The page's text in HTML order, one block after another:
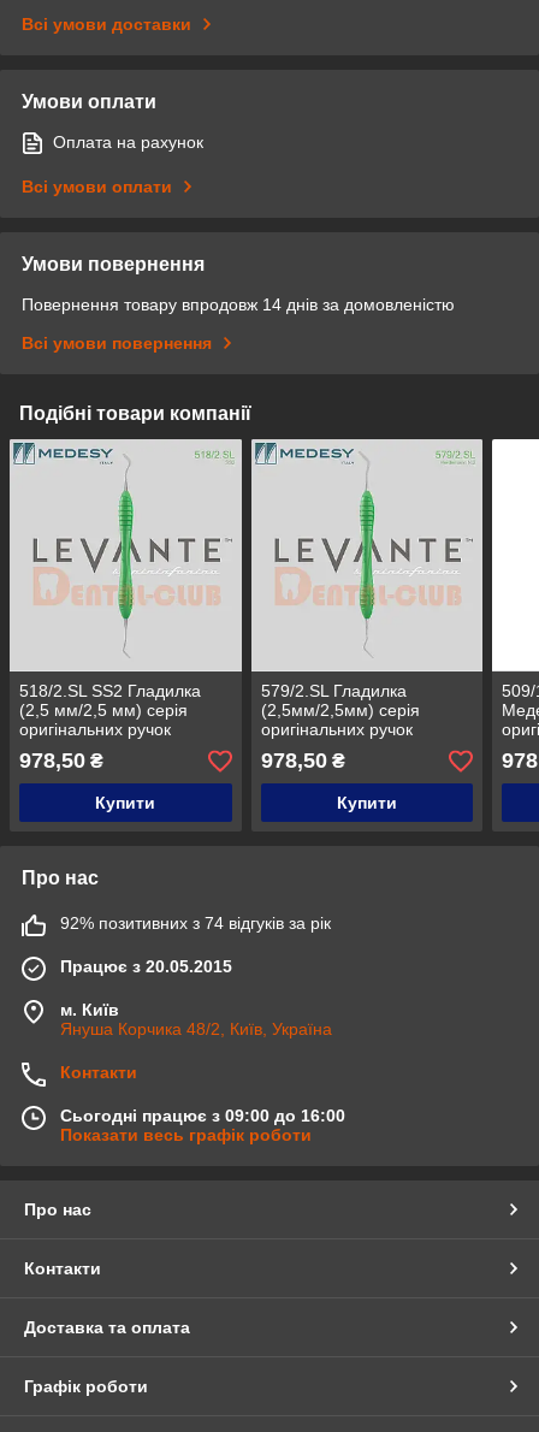
Всі умови доставки
Умови оплати
Оплата на рахунок
Всі умови оплати
Умови повернення
Повернення товару впродовж 14 днів за домовленістю
Всі умови повернення
Подібні товари компанії
518/2.SL SS2 Гладилка
(2,5 мм/2,5 мм) серія
оригінальних ручок
Леванте Пініфаріна
MEDESY LEVANTE by
978,50 ₴
Купити
579/2.SL Гладилка
(2,5мм/2,5мм) серія
оригінальних ручок
Леванте Пініфаріна
MEDESY LEVANTE by
PININFARINA
978,50₴
Купити
509/
Про нас
92% позитивних з 74 відгуків за рік
Працює з 20.05.2015
м. Київ
Януша Корчика 48/2, Київ, Україна
Контакти
Сьогодні працює з 09:00 до 16:00
Показати весь графік роботи
Про нас
Контакти
Доставка та оплата
Графік роботи